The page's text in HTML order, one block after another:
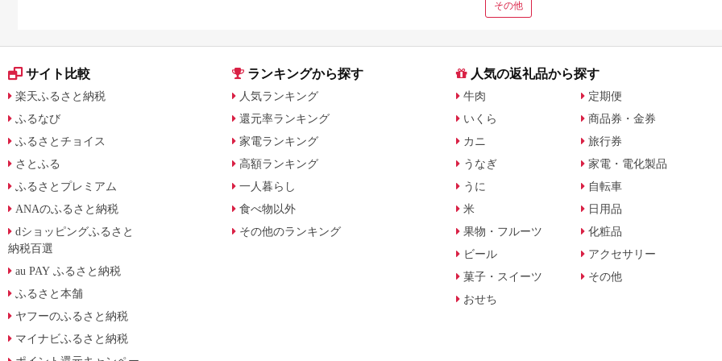
その他
サイト比較
楽天ふるさと納税
ふるなび
ふるさとチョイス
さとふる
ふるさとプレミアム
ANAのふるさと納税
dショッピングふるさと
納税百選
au PAY ふるさと納税
ふるさと本舗
ヤフーのふるさと納税
マイナビふるさと納税
ランキングから探す
人気ランキング
還元率ランキング
家電ランキング
高額ランキング
一人暮らし
食べ物以外
その他のランキング
人気の返礼品から探す
牛肉
いくら
カニ
うなぎ
うに
米
果物・フルーツ
ビール
菓子・スイーツ
おせち
定期便
商品券・金券
旅行券
家電・電化製品
自転車
日用品
化粧品
アクセサリー
その他